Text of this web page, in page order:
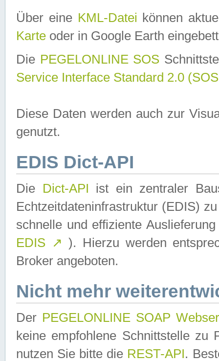
Über eine KML-Datei können
Karte oder in Google Earth
Die PEGELONLINE SOS
Service Interface Standard 2.0
Diese Daten werden auch zur
genutzt.
EDIS Dict-API
Die Dict-API ist ein zentraler
Echtzeitdateninfrastruktur (EDIS)
schnelle und effiziente
EDIS ↗ ). Hierzu werden
Broker angeboten.
Nicht mehr
Der PEGELONLINE SOAP
keine empfohlene Schnittstelle zu
nutzen Sie bitte die REST-API.